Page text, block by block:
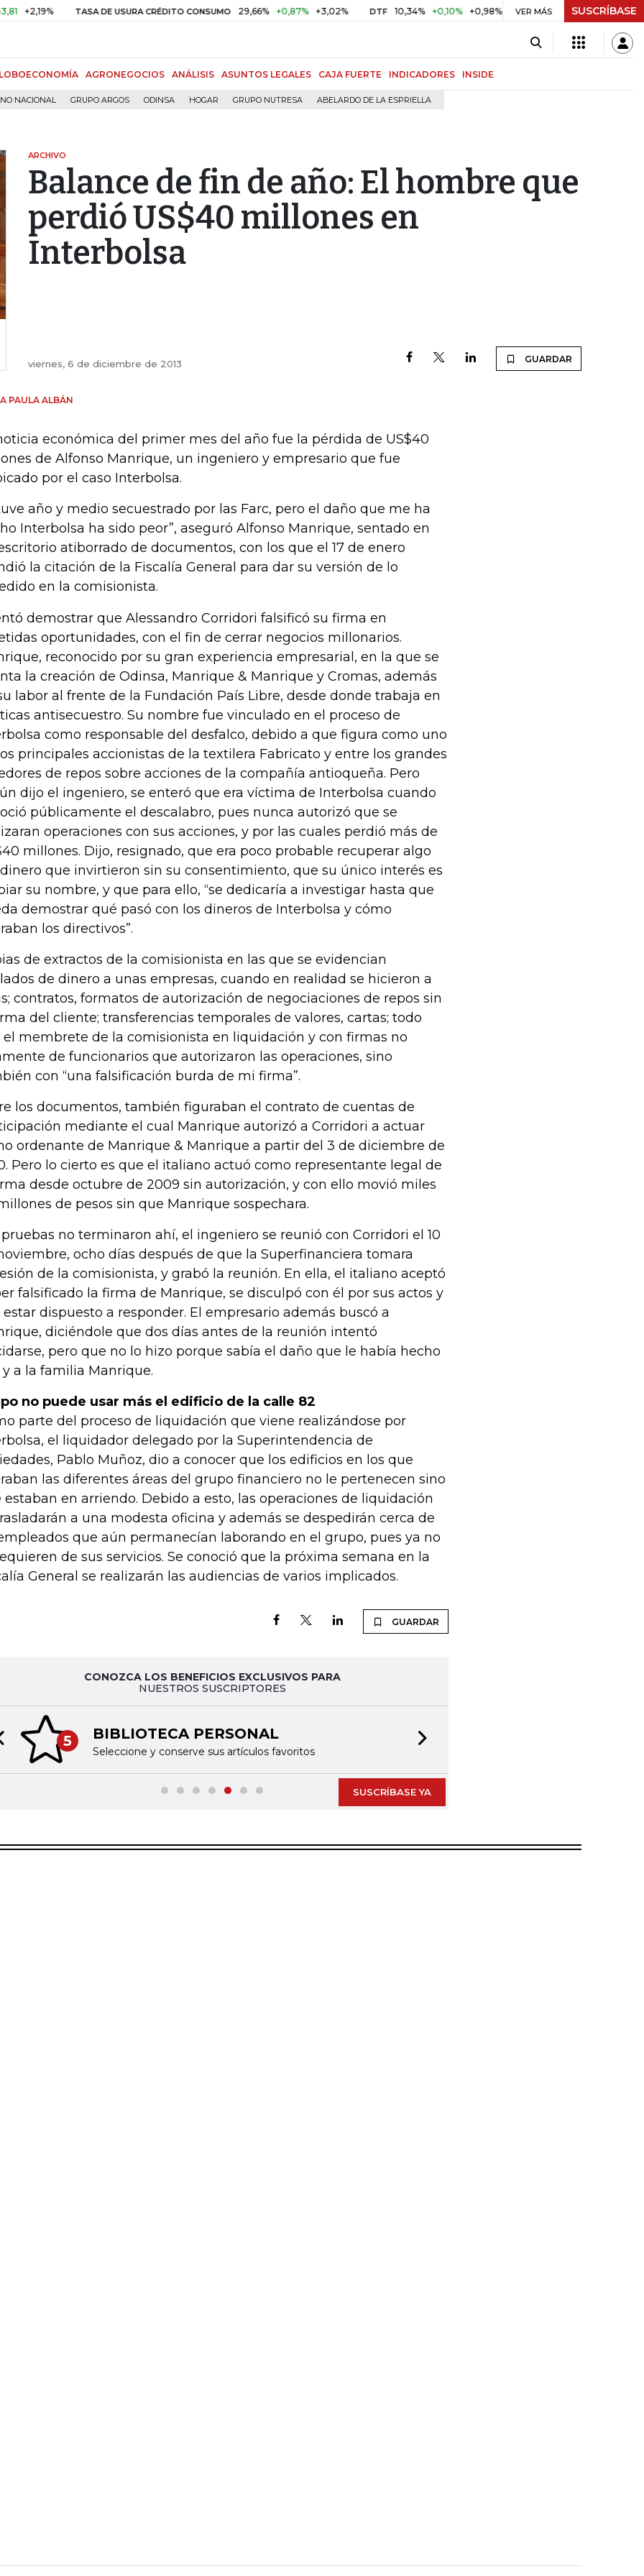
TASA DE USURA CRÉDITO CONSUMO 29,66% +0,87% +3,02% DTF 10,34% +0,10% +0,98% UVR $ 416,91 +$ 0,05 +0,01%
VER MÁS SUSCRÍBASE
AGRONEGOCIOS ANÁLISIS ASUNTOS LEGALES CAJA FUERTE INDICADORES INSIDE
NACIONAL GRUPO ARGOS ODINSA HOGAR GRUPO NUTRESA ABELARDO DE LA ESPRIELLA
ARCHIVO
Balance de fin de año: El hombre que
perdió US$40 millones en
Interbolsa
viernes, 6 de diciembre de 2013 GUARDAR
PAULA ALBÁN
económica del primer mes del año fue la pérdida de US$40
de Alfonso Manrique, un ingeniero y empresario que fue
por el caso Interbolsa.
año y medio secuestrado por las Farc, pero el daño que me ha
Interbolsa ha sido peor”, aseguró Alfonso Manrique, sentado en
atiborrado de documentos, con los que el 17 de enero
la citación de la Fiscalía General para dar su versión de lo
en la comisionista.
demostrar que Alessandro Corridori falsificó su firma en
oportunidades, con el fin de cerrar negocios millonarios.
reconocido por su gran experiencia empresarial, en la que se
la creación de Odinsa, Manrique & Manrique y Cromas, además
labor al frente de la Fundación País Libre, desde donde trabaja en
antisecuestro. Su nombre fue vinculado en el proceso de
como responsable del desfalco, debido a que figura como uno
principales accionistas de la textilera Fabricato y entre los grandes
de repos sobre acciones de la compañía antioqueña. Pero
dijo el ingeniero, se enteró que era víctima de Interbolsa cuando
públicamente el descalabro, pues nunca autorizó que se
operaciones con sus acciones, y por las cuales perdió más de
millones. Dijo, resignado, que era poco probable recuperar algo
que invirtieron sin su consentimiento, que su único interés es
su nombre, y que para ello, “se dedicaría a investigar hasta que
demostrar qué pasó con los dineros de Interbolsa y cómo
los directivos”.
de extractos de la comisionista en las que se evidencian
de dinero a unas empresas, cuando en realidad se hicieron a
contratos, formatos de autorización de negociaciones de repos sin
del cliente; transferencias temporales de valores, cartas; todo
el membrete de la comisionista en liquidación y con firmas no
de funcionarios que autorizaron las operaciones, sino
con “una falsificación burda de mi firma”.
los documentos, también figuraban el contrato de cuentas de
mediante el cual Manrique autorizó a Corridori a actuar
ordenante de Manrique & Manrique a partir del 3 de diciembre de
Pero lo cierto es que el italiano actuó como representante legal de
desde octubre de 2009 sin autorización, y con ello movió miles
de pesos sin que Manrique sospechara.
pruebas no terminaron ahí, el ingeniero se reunió con Corridori el 10
ocho días después de que la Superfinanciera tomara
de la comisionista, y grabó la reunión. En ella, el italiano aceptó
falsificado la firma de Manrique, se disculpó con él por sus actos y
dispuesto a responder. El empresario además buscó a
diciéndole que dos días antes de la reunión intentó
pero que no lo hizo porque sabía el daño que le había hecho
y a la familia Manrique.
no puede usar más el edificio de la calle 82
parte del proceso de liquidación que viene realizándose por
el liquidador delegado por la Superintendencia de
Pablo Muñoz, dio a conocer que los edificios en los que
las diferentes áreas del grupo financiero no le pertenecen sino
estaban en arriendo. Debido a esto, las operaciones de liquidación
a una modesta oficina y además se despedirán cerca de
que aún permanecían laborando en el grupo, pues ya no
de sus servicios. Se conoció que la próxima semana en la
General se realizarán las audiencias de varios implicados.
GUARDAR
CONOZCA LOS BENEFICIOS EXCLUSIVOS PARA
NUESTROS SUSCRIPTORES
5 BIBLIOTECA PERSONAL
Seleccione y conserve sus artículos favoritos
slide
SUSCRÍBASE YA